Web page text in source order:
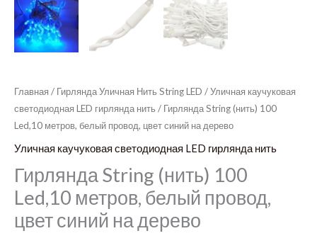
Главная / Гирлянда Уличная Нить String LED /Уличная каучуковая
светодиодная LED гирлянда нить / Гирлянда String (нить) 100
Led,10 метров, белый провод, цвет синий на дерево
Уличная каучуковая светодиодная LED гирлянда нить
Гирлянда String (нить) 100
Led,10 метров, белый провод,
цвет синий на дерево